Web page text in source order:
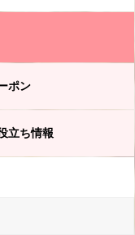
ポン
立ち情報